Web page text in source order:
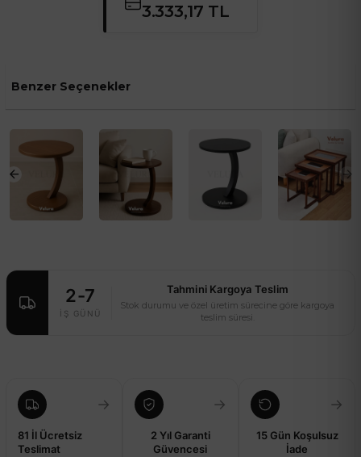
3.333,17 TL
→
81 İl Ücretsiz
Teslimat
→
2 Yıl Garanti
Güvencesi
→
15 Gün Koşulsuz
İade
Benzer Seçenekler
2-7
İŞ GÜNÜ
Tahmini Kargoya Teslim
Stok durumu ve özel üretim sürecine göre kargoya
teslim süresi.